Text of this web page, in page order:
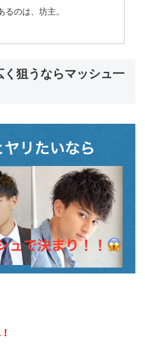
のは、坊主。
狙うならマッシュ一